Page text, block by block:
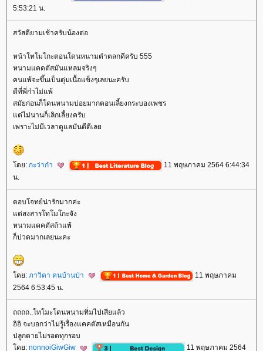
5:53:21 น.
สวัสดียามเช้าครับน้องต่อ
หน้าโทโมโกะตอนโดนหนามตำตลกดีครับ 555
หนามแคดตัสมันแหลมจริงๆ
คนแพ้จะขึ้นเป็นตุ่มเนื้อแข็งๆเลยนะครับ
ดีที่พี่ก๋าไม่แพ้
สมัยก่อนก็โดนหนามบ่อยมากตอนเลี้ยงกระบองเพชร
ต่ไม่นานก็เลิกเลี้ยงครับ
เพราะไม่มีเวลาดูแลมันดีดีเล
ดย: กะว่าก๋า
11 พฤษภาคม 2564 6:44:34
น.
ตอบโจทย์น่ารักมากค่ะ
ต่สงสารโทโมโกะจัง
หนามแคคตัสถ้าแพ้
ก็ปวดมากเลยนะคะ
ดย: ภาวิดา คนบ้านป่า
11 พฤษภาคม
2564 6:53:45 น.
ถถถถ..โทโมะโดนหนามทิ่มไปเสียแล้ว
อิอิ จะบอกว่าไม่รู้เรื่องแคคตัสเหมือนกัน
ปลูกตายไม่รอดทุกรอบ
ดย: nonnoiGiwGiw
11 พฤษภาคม 2564